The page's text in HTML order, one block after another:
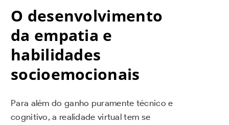
O desenvolvimento
da empatia e
habilidades
socioemocionais
Para além do ganho puramente técnico e
cognitivo, a realidade virtual tem se